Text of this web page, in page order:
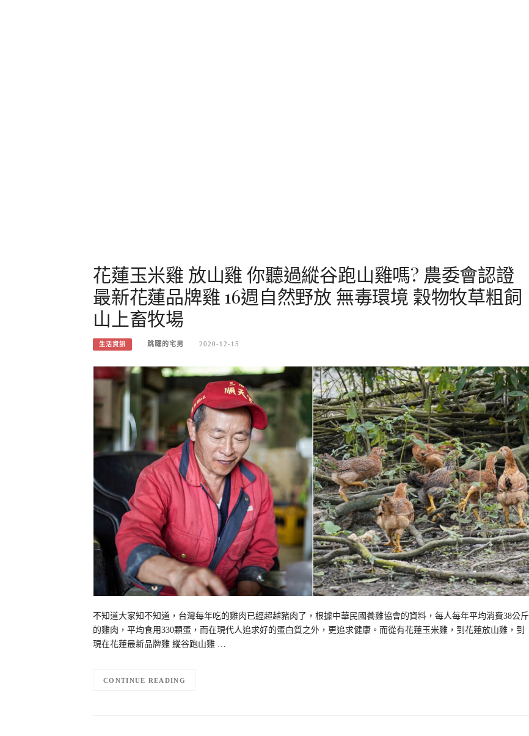
花蓮玉米雞 放山雞 你聽過縱谷跑山雞嗎? 農委會認證
最新花蓮品牌雞 16週自然野放 無毒環境 穀物牧草粗飼
山上畜牧場
生活資訊 跳躍的宅男 2020-12-15
不知道大家知不知道，台灣每年吃的雞肉已經超越豬肉了，根據中華民國養雞協會的資料，每人每年平均消費38公斤
的雞肉，平均食用330顆蛋，而在現代人追求好的蛋白質之外，更追求健康。而從有花蓮玉米雞，到花蓮放山雞，到
現在花蓮最新品牌雞 縱谷跑山雞 …
CONTINUE READING